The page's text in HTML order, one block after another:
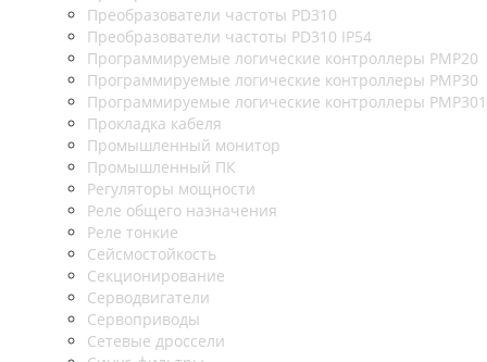
Преобразователи частоты PD310
Преобразователи частоты PD310 IP54
Программируемые логические контроллеры PMP20
Программируемые логические контроллеры PMP30
Программируемые логические контроллеры PMP301
Прокладка кабеля
Промышленный монитор
Промышленный ПК
Регуляторы мощности
Реле общего назначения
Реле тонкие
Сейсмостойкость
Секционирование
Серводвигатели
Сервоприводы
Сетевые дроссели